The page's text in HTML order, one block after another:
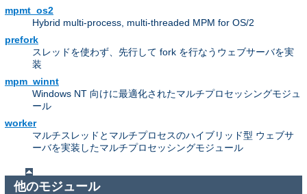
mpmt_os2
Hybrid multi-process, multi-threaded MPM for OS/2
prefork
スレッドを使わず、先行して fork を行なうウェブサーバを実
装
mpm_winnt
Windows NT 向けに最適化されたマルチプロセッシングモジュ
ール
worker
マルチスレッドとマルチプロセスのハイブリッド型 ウェブサ
ーバを実装したマルチプロセッシングモジュール
他のモジュール